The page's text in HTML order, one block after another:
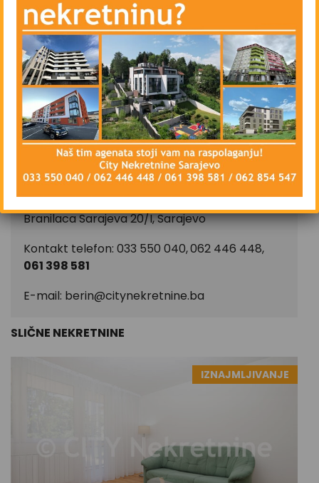
– Parking ispred zgrade – javni
Stan se iznajmljuje namješten, isključivo na duži
vremenski period, ugovorna obaveza od
najmanje godinu dana.
CIJENA: 400 KM
CITY Nekretnine d.o.o.
Upisan u registar posrednika kod FMT pod
reg.brojem:
Branilaca Sarajeva 20/I, Sarajevo
Kontakt telefon: 033 550 040,062 446 448,
061 398 581
E-mail: berin@citynekretnine.ba
SLIČNE NEKRETNINE
IZNAJMLJIVANJE